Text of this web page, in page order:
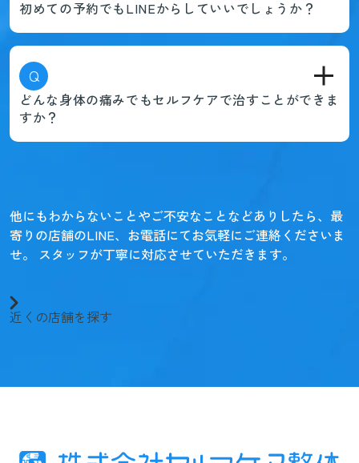
初めての予約でもLINEからしていいでしょうか？
Q
どんな身体の痛みでもセルフケアで治すことができま
すか？
他にもわからないことやご不安なことなどありしたら、 最
寄りの店舗のLINE、お電話にてお気軽にご連絡くださいま
せ。
スタッフが丁寧に対応させていただきます。
近くの店舗を探す